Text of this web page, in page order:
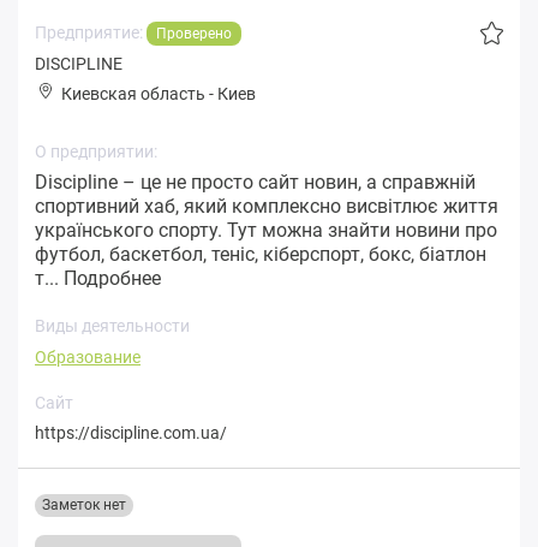
Предприятие: Проверено
DISCIPLINE
Киевская область - Киев
О предприятии:
Discipline – це не просто сайт новин, а справжній
спортивний хаб, який комплексно висвітлює життя
українського спорту. Тут можна знайти новини про
футбол, баскетбол, теніс, кіберспорт, бокс, біатлон
т... Подробнее
Виды деятельности
Образование
Сайт
https://discipline.com.ua/
Заметок нет